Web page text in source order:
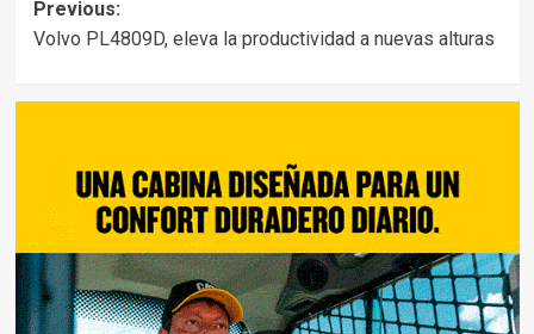
Post
Previous:
Volvo PL4809D, eleva la productividad a nuevas alturas